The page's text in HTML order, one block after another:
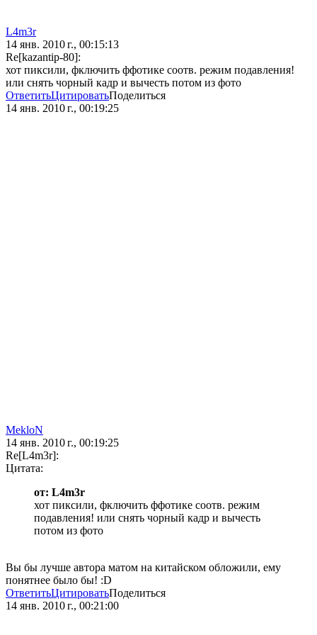
L4m3r
14 янв. 2010 г., 00:15:13
Re[kazantip-80]:
хот пиксили, фключить ффотике соотв. режим подавления!
или снять чорный кадр и вычесть потом из фото
ОтветитьЦитироватьПоделиться
14 янв. 2010 г., 00:19:25
MekloN
14 янв. 2010 г., 00:19:25
Re[L4m3r]:
Цитата:
от: L4m3r
хот пиксили, фключить ффотике соотв. режим
подавления! или снять чорный кадр и вычесть
потом из фото
Вы бы лучше автора матом на китайском обложили, ему
понятнее было бы! :D
ОтветитьЦитироватьПоделиться
14 янв. 2010 г., 00:21:00